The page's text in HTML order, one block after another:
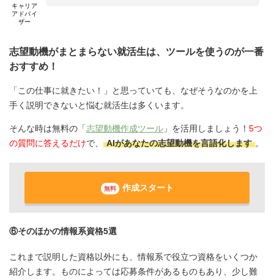
キャリア
アドバイ
ザー
志望動機がまとまらない就活生は、ツールを使うのが一番
おすすめ！
「この仕事に就きたい！」と思っていても、なぜそうなのかを上
手く説明できないと悩む就活生は多くいます。
そんな時は無料の「志望動機作成ツール 」を活用しましょう！ 5つ
の質問に答えるだけで、 AIがあなたの志望動機を言語化します 。
無料 作成スタート
⑥そのほかの情報系資格5選
これまで説明した資格以外にも、情報系で役立つ資格をいくつか
紹介します。ものによっては応募条件があるものもあり、少し難